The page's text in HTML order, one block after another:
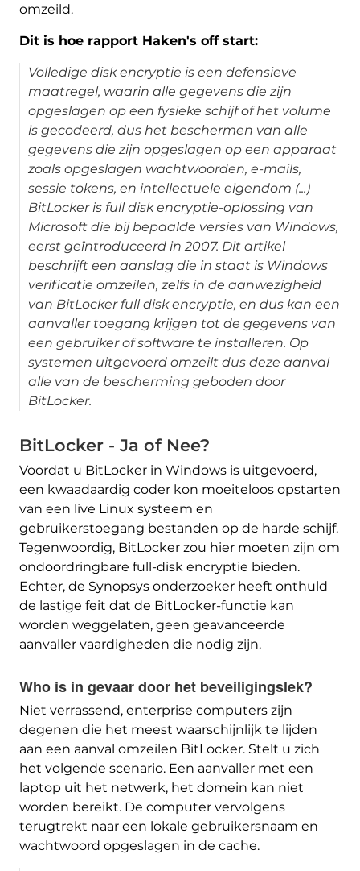
omzeild.
Dit is hoe rapport Haken's off start:
Volledige disk encryptie is een defensieve
maatregel, waarin alle gegevens die zijn
opgeslagen op een fysieke schijf of het volume
is gecodeerd, dus het beschermen van alle
gegevens die zijn opgeslagen op een apparaat
zoals opgeslagen wachtwoorden, e-mails,
sessie tokens, en intellectuele eigendom (...)
BitLocker is full disk encryptie-oplossing van
Microsoft die bij bepaalde versies van Windows,
eerst geïntroduceerd in 2007. Dit artikel
beschrijft een aanslag die in staat is Windows
verificatie omzeilen, zelfs in de aanwezigheid
van BitLocker full disk encryptie, en dus kan een
aanvaller toegang krijgen tot de gegevens van
een gebruiker of software te installeren. Op
systemen uitgevoerd omzeilt dus deze aanval
alle van de bescherming geboden door
BitLocker.
BitLocker - Ja of Nee?
Voordat u BitLocker in Windows is uitgevoerd,
een kwaadaardig coder kon moeiteloos opstarten
van een live Linux systeem en
gebruikerstoegang bestanden op de harde schijf.
Tegenwoordig, BitLocker zou hier moeten zijn om
ondoordringbare full-disk encryptie bieden.
Echter, de Synopsys onderzoeker heeft onthuld
de lastige feit dat de BitLocker-functie kan
worden weggelaten, geen geavanceerde
aanvaller vaardigheden die nodig zijn.
Who is in gevaar door het beveiligingslek?
Niet verrassend, enterprise computers zijn
degenen die het meest waarschijnlijk te lijden
aan een aanval omzeilen BitLocker. Stelt u zich
het volgende scenario. Een aanvaller met een
laptop uit het netwerk, het domein kan niet
worden bereikt. De computer vervolgens
terugtrekt naar een lokale gebruikersnaam en
wachtwoord opgeslagen in de cache.